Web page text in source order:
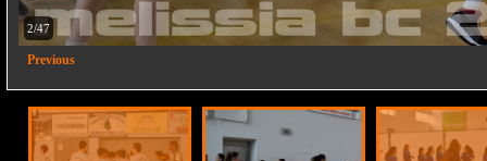
2/47
Previous